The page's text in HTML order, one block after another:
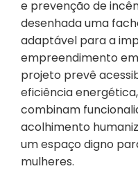
e prevenção de
desenhada uma
adaptável para a
empreendimento
projeto prevê
eficiência
combinam
acolhimento
um espaço digno
mulheres.